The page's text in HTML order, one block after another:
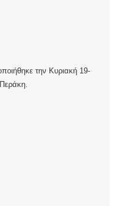
την Κυριακή 19-